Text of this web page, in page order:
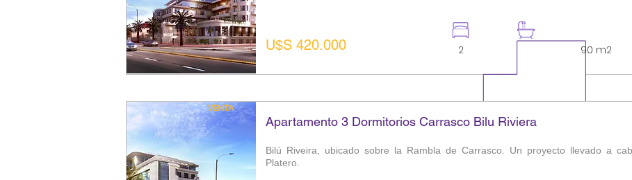
U$S 420.000 2 90 m2
VENTA
Apartamento 3 Dormitorios Carrasco Bilu Riviera
Bilú Riveira, ubicado sobre la Rambla de Carrasco. Un proyecto llevado a
Platero.